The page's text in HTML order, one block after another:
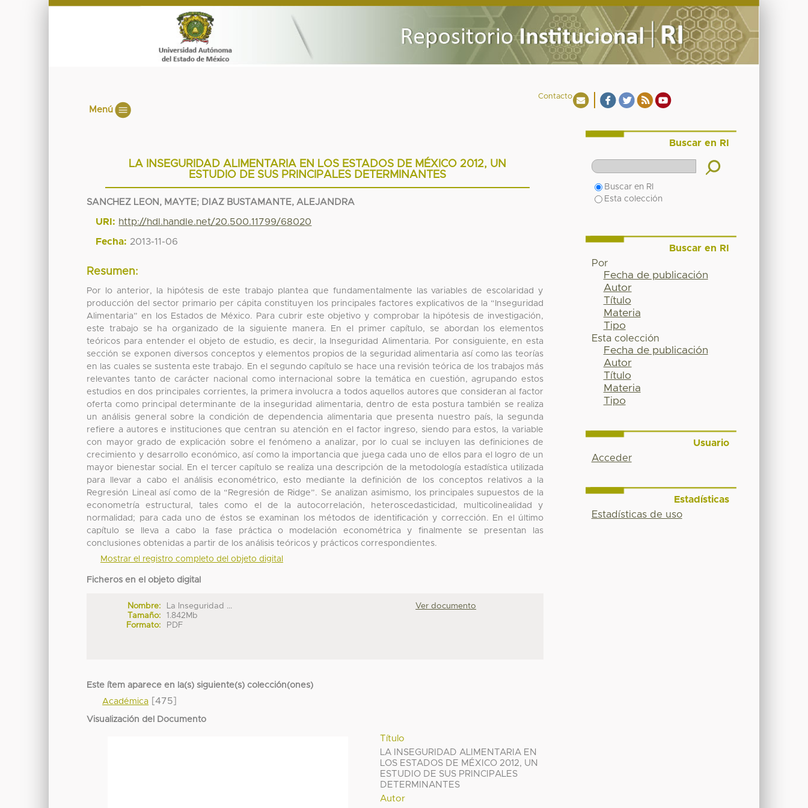
Contacto
Menú
LA INSEGURIDAD ALIMENTARIA EN LOS ESTADOS DE MÉXICO 2012, UN
ESTUDIO DE SUS PRINCIPALES DETERMINANTES
SANCHEZ LEON, MAYTE; DIAZ BUSTAMANTE, ALEJANDRA
URI: http://hdl.handle.net/20.500.11799/68020
Fecha: 2013-11-06
Resumen:
Por lo anterior, la hipótesis de este trabajo plantea que fundamentalmente las variables de escolaridad y
producción del sector primario per cápita constituyen los principales factores explicativos de la “Inseguridad
Alimentaria” en los Estados de México. Para cubrir este objetivo y comprobar la hipótesis de investigación,
este trabajo se ha organizado de la siguiente manera. En el primer capítulo, se abordan los elementos
teóricos para entender el objeto de estudio, es decir, la Inseguridad Alimentaria. Por consiguiente, en esta
sección se exponen diversos conceptos y elementos propios de la seguridad alimentaria así como las teorías
en las cuales se sustenta este trabajo. En el segundo capítulo se hace una revisión teórica de los trabajos más
relevantes tanto de carácter nacional como internacional sobre la temática en cuestión, agrupando estos
estudios en dos principales corrientes, la primera involucra a todos aquellos autores que consideran al factor
oferta como principal determinante de la inseguridad alimentaria, dentro de esta postura también se realiza
un análisis general sobre la condición de dependencia alimentaria que presenta nuestro país, la segunda
refiere a autores e instituciones que centran su atención en el factor ingreso, siendo para estos, la variable
con mayor grado de explicación sobre el fenómeno a analizar, por lo cual se incluyen las definiciones de
crecimiento y desarrollo económico, así como la importancia que juega cada uno de ellos para el logro de un
mayor bienestar social. En el tercer capítulo se realiza una descripción de la metodología estadística utilizada
para llevar a cabo el análisis econométrico, esto mediante la definición de los conceptos relativos a la
Regresión Lineal así como de la “Regresión de Ridge”. Se analizan asimismo, los principales supuestos de la
econometría estructural, tales como el de la autocorrelación, heteroscedasticidad, multicolinealidad y
normalidad; para cada uno de éstos se examinan los métodos de identificación y corrección. En el último
capítulo se lleva a cabo la fase práctica o modelación econométrica y finalmente se presentan las
conclusiones obtenidas a partir de los análisis teóricos y prácticos correspondientes.
Mostrar el registro completo del objeto digital
Ficheros en el objeto digital
Nombre:
La Inseguridad ...
Tamaño:
1.842Mb
Formato:
PDF
Ver documento
Este ítem aparece en la(s) siguiente(s) colección(ones)
Académica [475]
Visualización del Documento
Título
LA INSEGURIDAD ALIMENTARIA EN
LOS ESTADOS DE MÉXICO 2012, UN
ESTUDIO DE SUS PRINCIPALES
DETERMINANTES
Autor
Buscar en RI
Buscar en RI
Esta colección
Buscar en RI
Por
Fecha de publicación
Autor
Título
Materia
Tipo
Esta colección
Fecha de publicación
Autor
Título
Materia
Tipo
Usuario
Acceder
Estadísticas
Estadísticas de uso